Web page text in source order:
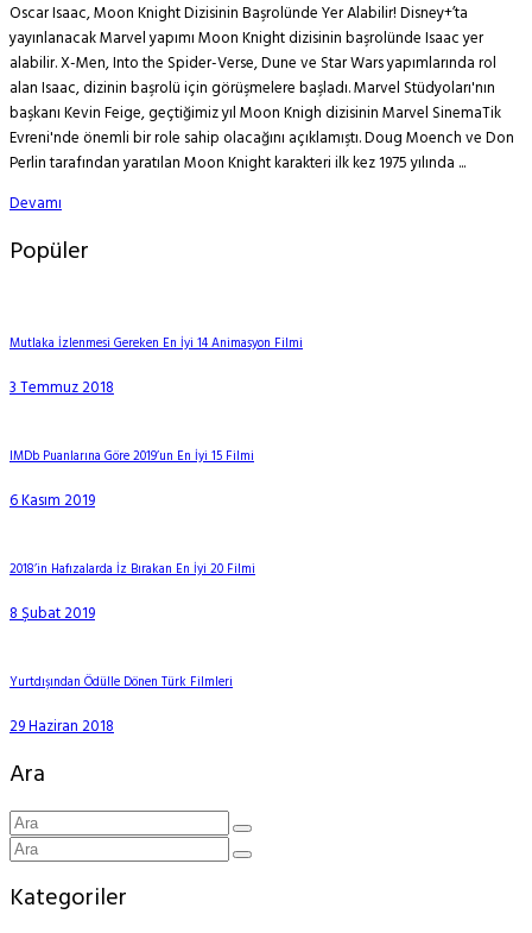
Oscar Isaac, Moon Knight Dizisinin Başrolünde Yer Alabilir! Disney+’ta
yayınlanacak Marvel yapımı Moon Knight dizisinin başrolünde Isaac yer
alabilir. X-Men, Into the Spider-Verse, Dune ve Star Wars yapımlarında rol
alan Isaac, dizinin başrolü için görüşmelere başladı. Marvel Stüdyoları'nın
başkanı Kevin Feige, geçtiğimiz yıl Moon Knigh dizisinin Marvel SinemaTik
Evreni'nde önemli bir role sahip olacağını açıklamıştı. Doug Moench ve Don
Perlin tarafından yaratılan Moon Knight karakteri ilk kez 1975 yılında ...
Devamı
Popüler
Mutlaka İzlenmesi Gereken En İyi 14 Animasyon Filmi
3 Temmuz 2018
IMDb Puanlarına Göre 2019’un En İyi 15 Filmi
6 Kasım 2019
2018’in Hafızalarda İz Bırakan En İyi 20 Filmi
8 Şubat 2019
Yurtdışından Ödülle Dönen Türk Filmleri
29 Haziran 2018
Ara
Kategoriler